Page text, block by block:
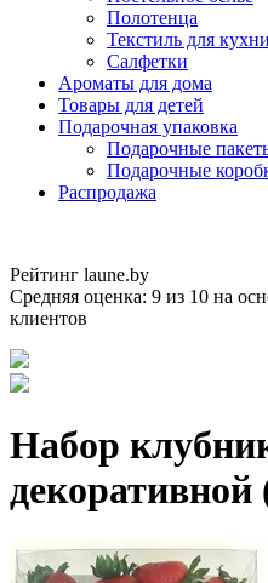
Полотенца
Текстиль для кухни
Салфетки
Ароматы для дома
Товары для детей
Подарочная упаковка
Подарочные
Подарочные
Распродажа
Рейтинг laune.by
Средняя оценка: 9 из 10 на
клиентов
Набор